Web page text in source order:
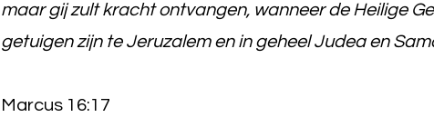
maar gij zult kracht ontvangen, wanneer de Heilige
getuigen zijn te Jeruzalem en in geheel Judea en
Marcus 16:17